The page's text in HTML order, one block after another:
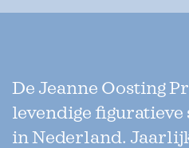
De Jeanne Oosting
levendige
in Nederland.